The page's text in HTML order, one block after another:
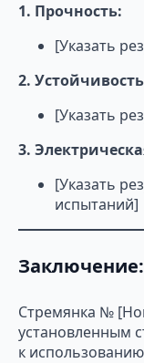
1. Прочность:
[Указать
2.
[Указать
3.
[Указать
испытаний]
Заключение:
Стремянка №
установленным
к